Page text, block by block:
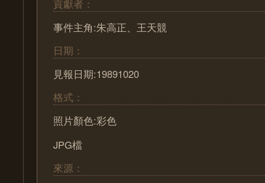
貢獻者：
事件主角:朱高正、王天競
日期：
見報日期:19891020
格式：
照片顏色:彩色
JPG檔
來源：